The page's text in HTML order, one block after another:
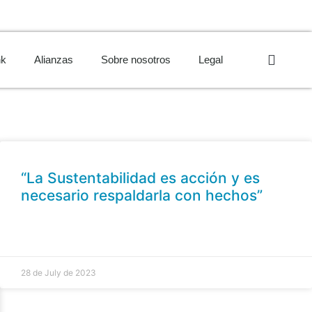
Alianzas Sobre nosotros Legal
“La Sustentabilidad es acción y es
necesario respaldarla con hechos”
28 de July de 2023